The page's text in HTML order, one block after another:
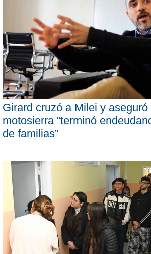
Girard cruzó a Milei y aseguró
motosierra “terminó
de familias”